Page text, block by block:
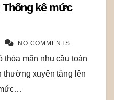
Thống kê mức
NO COMMENTS
thỏa mãn nhu cầu toàn
thường xuyên tăng lên